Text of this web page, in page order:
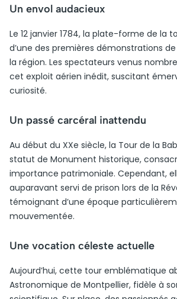
Un envol audacieux
Le 12 janvier 1784, la plate-forme de la
d’une des premières démonstrations
la région. Les spectateurs venus
cet exploit aérien inédit, suscitant
curiosité.
Un passé carcéral inattendu
Au début du XXe siècle, la Tour de la
statut de Monument historique,
importance patrimoniale. Cependant,
auparavant servi de prison lors de la
témoignant d’une époque
mouvementée.
Une vocation céleste actuelle
Aujourd’hui, cette tour emblématique
Astronomique de Montpellier, fidèle à